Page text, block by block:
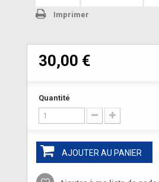
Imprimer
30,00 €
Quantité
AJOUTER AU PANIER